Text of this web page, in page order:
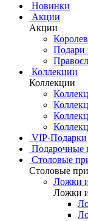
Новинки
Акции
Акции
Подари
Коллекции
Коллекции
VIP-Подарки
Подарочные
Столовые
Столовые
Ложки
Ложки